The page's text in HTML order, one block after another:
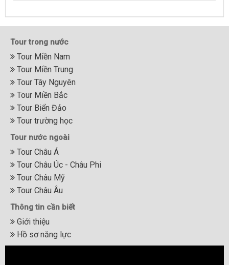
Tour trong nước
Tour Miền Nam
Tour Miền Trung
Tour Tây Nguyên
Tour Miền Bắc
Tour Biển Đảo
Tour trường học
Tour nước ngoài
Tour Châu Á
Tour Châu Úc - Châu Phi
Tour Châu Mỹ
Tour Châu Âu
Thông tin cần biết
Giới thiệu
Hồ sơ năng lực